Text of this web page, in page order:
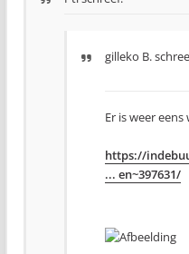
gilleko B.
Er is weer
https://
... en~397631/